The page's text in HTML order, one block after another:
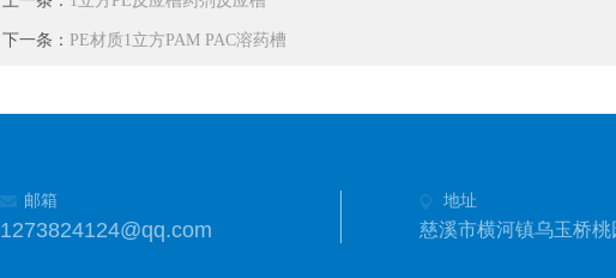
下一条： PE材质1立方PAM PAC溶药槽
邮箱
1273824124@qq.com
地址
慈溪市横河镇乌玉桥桃